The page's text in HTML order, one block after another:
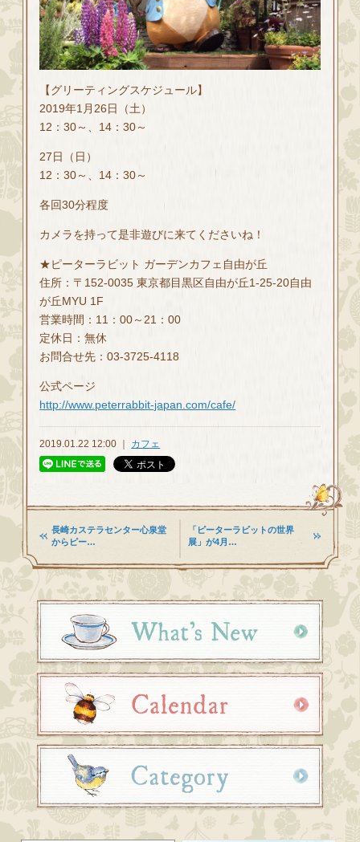
【グリーティングスケジュール】
2019年1月26日（土）
12：30～、14：30～
27日（日）
12：30～、14：30～
各回30分程度
カメラを持って是非遊びに来てくださいね！
★ピーターラビット ガーデンカフェ自由が丘
住所：〒152-0035 東京都目黒区自由が丘1-25-20自由
が丘MYU 1F
営業時間：11：00～21：00
定休日：無休
お問合せ先：03-3725-4118
公式ページ
http://www.peterrabbit-japan.com/cafe/
2019.01.22 12:00 ｜ カフェ
長崎カステラセンター心泉堂
からピー…
「ピーターラビットの世界
展」が4月…